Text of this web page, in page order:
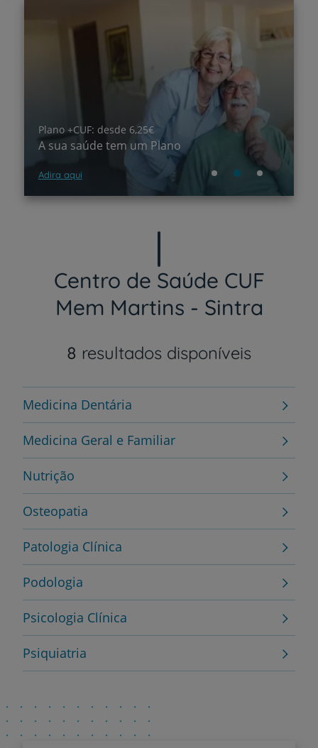
Plano +CUF: desde 6,25€
A sua saúde tem um Plano
Adira aqui
Centro de Saúde CUF
Mem Martins - Sintra
8 resultados disponíveis
Medicina Dentária
Medicina Geral e Familiar
Nutrição
Osteopatia
Patologia Clínica
Podologia
Psicologia Clínica
Psiquiatria